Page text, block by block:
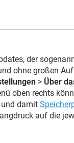
der
ohne großen
> Über
oben rechts
und damit
auf die